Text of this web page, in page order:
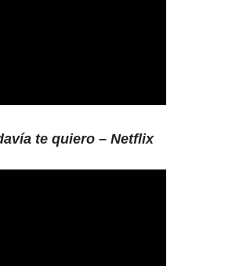
te quiero – Netflix